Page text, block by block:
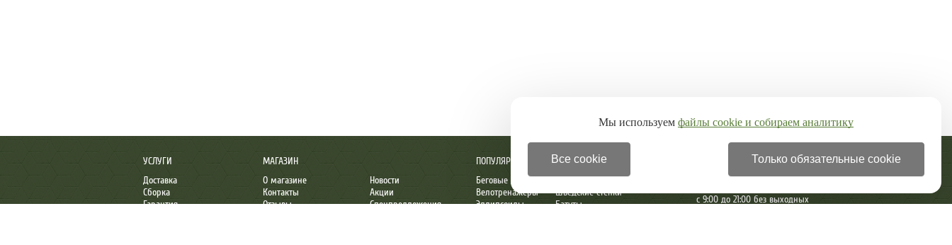
УСЛУГИ
Доставка
Сборка
Гарантия
МАГАЗИН
О магазине
Контакты
Отзывы
Новости
Акции
Спецпредложения
ПОПУЛЯРНОЕ
Беговые дорожки
Велотренажеры
Эллипсоиды
Детские комплексы
Шведские стенки
Батуты
+7 (499) 322-28-97
с 9:00 до 21:00 без выходных
Мы используем файлы cookie и собираем аналитику
Все cookie Только обязательные cookie